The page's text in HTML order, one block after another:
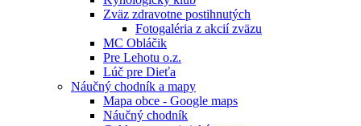
Zväz zdravotne postihnutých
Fotogaléria z akcií zväzu
MC Obláčik
Pre Lehotu o.z.
Lúč pre Dieťa
Náučný chodník a mapy
Mapa obce - Google maps
Náučný chodník